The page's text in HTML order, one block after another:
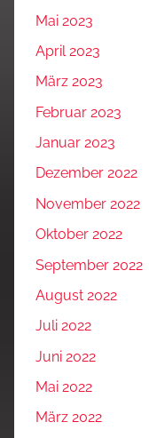
Mai 2023
April 2023
März 2023
Februar 2023
Januar 2023
Dezember 2022
November 2022
Oktober 2022
September 2022
August 2022
Juli 2022
Juni 2022
Mai 2022
März 2022